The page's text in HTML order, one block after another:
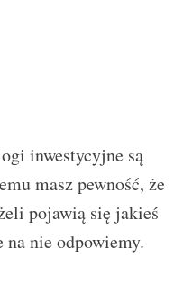
inwestycyjne są
masz pewność, że
pojawią się jakieś
na nie odpowiemy.